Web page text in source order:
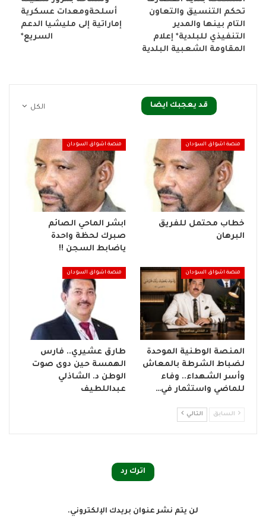
تحكم التنسيق والتعاون
التام بينها والمدير
التنفيذي للبلدية* إعلام
المقاومة الشعبية البلدية
أسلحةومعدات عسكرية
إماراتية إلى مليشيا الدعم
السريع*
الكل قد يعجبك ايضا
منصة اشواق السودان
خطاب محتمل للفريق
البرهان
منصة اشواق السودان
ابشر الماحي الصائم
صبرك لحظة واحدة
ياضابط السجن !!
منصة اشواق السودان
المنصة الوطنية الموحدة
لضباط الشرطة بالمعاش
وأسر الشهداء.. وفاء
للماضي واستثمار في…
منصة اشواق السودان
طارق عشيري.. فارس
الهمسة حين دوى صوت
الوطن د. الشاذلي
عبداللطيف
السابق التالي
اترك رد
لن يتم نشر عنوان بريدك الإلكتروني.